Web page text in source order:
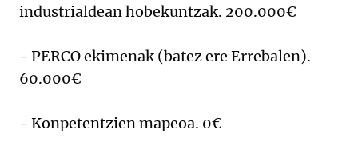
industrialdean hobekuntzak. 200.000€
- PERCO ekimenak (batez ere Errebalen).
60.000€
- Konpetentzien mapeoa. 0€